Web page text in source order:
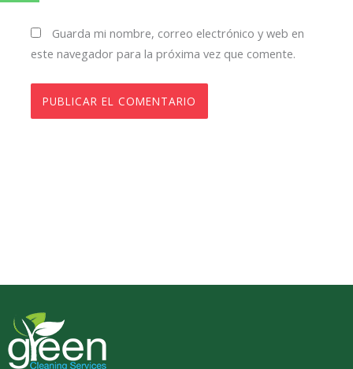
Guarda mi nombre, correo electrónico y web en
este navegador para la próxima vez que comente.